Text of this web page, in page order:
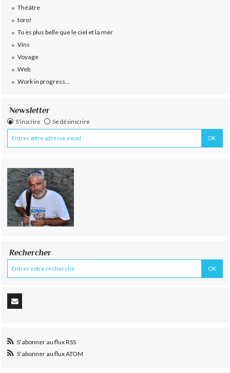
Théâtre
toro!
Tu es plus belle que le ciel et la mer
Vins
Voyage
Web
Work in progress...
Newsletter
S'inscrire Se désinscrire
Rechercher
S'abonner au flux RSS
S'abonner au flux ATOM